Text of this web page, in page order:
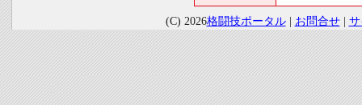
(C) 2026格闘技ポータル| お問合せ|